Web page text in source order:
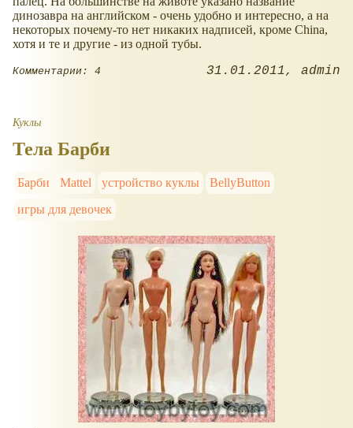
динозавра на английском - очень удобно и интересно, а на
некоторых почему-то нет никаких надписей, кроме China,
хотя и те и другие - из одной тубы.
Комментарии: 4 31.01.2011 admin
Куклы
Тела Барби
Барби Mattel устройство куклы
BellyButton
игры для девочек